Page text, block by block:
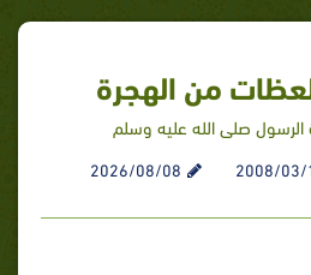
من الهجرة
الرسول صلى الله عليه وسلم
2008/03/
2026/08/08